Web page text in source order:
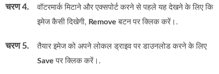
चरण 4.
वॉटरमार्क मिटाने और एक्सपोर्ट करने से पहले यह देखने के लिए कि
इमेज कैसी दिखेगी, Remove बटन पर क्लिक करें।.
चरण 5.
तैयार इमेज को अपने लोकल ड्राइव पर डाउनलोड करने के लिए
Save पर क्लिक करें।.